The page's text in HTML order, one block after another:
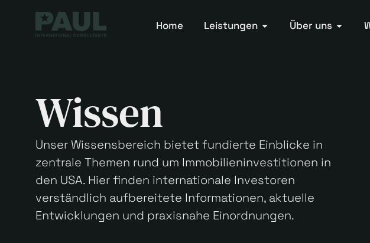
Home Leistungen Über uns
Wissen
Unser Wissensbereich bietet fundierte Einblicke in
zentrale Themen rund um Immobilieninvestitionen in
den USA. Hier finden internationale Investoren
verständlich aufbereitete Informationen, aktuelle
Entwicklungen und praxisnahe Einordnungen.